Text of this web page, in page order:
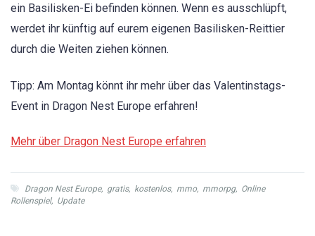
ein Basilisken-Ei befinden können. Wenn es ausschlüpft,
werdet ihr künftig auf eurem eigenen Basilisken-Reittier
durch die Weiten ziehen können.
Tipp: Am Montag könnt ihr mehr über das Valentinstags-
Event in Dragon Nest Europe erfahren!
Mehr über Dragon Nest Europe erfahren
Dragon Nest Europe, gratis, kostenlos, mmo, mmorpg, Online
Rollenspiel, Update